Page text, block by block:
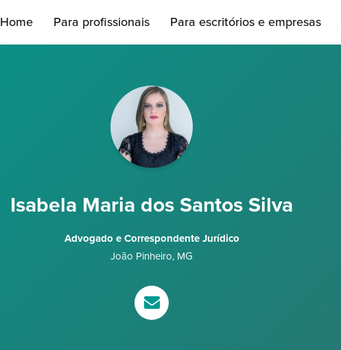
Home Para profissionais Para escritórios e empresas
Isabela Maria dos Santos Silva
Advogado e Correspondente Jurídico
João Pinheiro, MG